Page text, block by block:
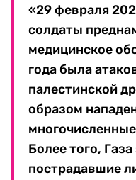
«29 февраля
солдаты
медицинское
года была
палестинской
образом
Более того,
пострадавшие